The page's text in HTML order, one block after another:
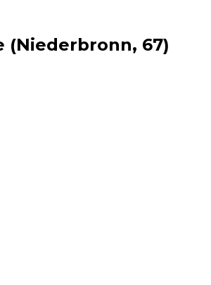
(Niederbronn, 67)